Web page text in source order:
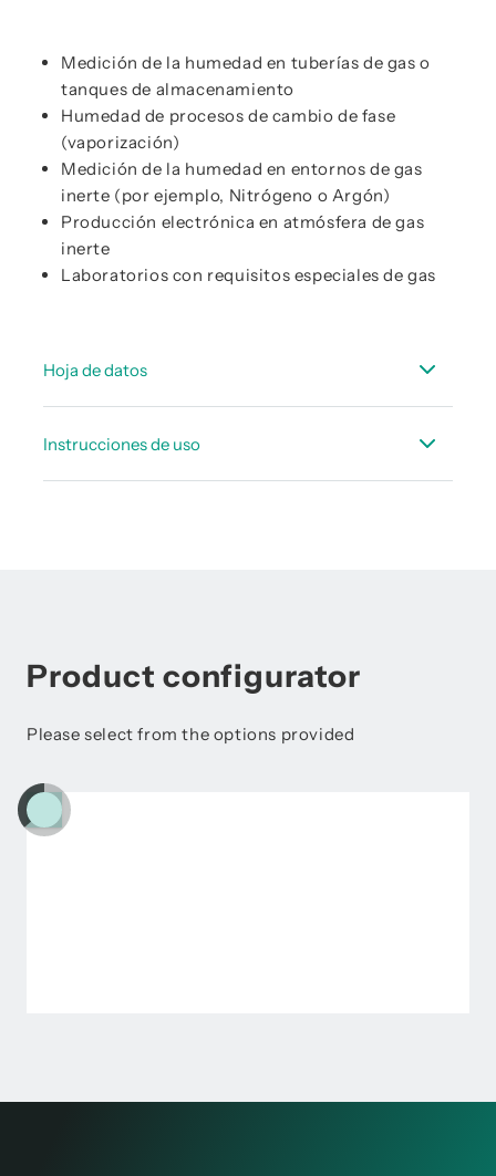
Medición de la humedad en tuberías de gas o
tanques de almacenamiento
Humedad de procesos de cambio de fase
(vaporización)
Medición de la humedad en entornos de gas
inerte (por ejemplo, Nitrógeno o Argón)
Producción electrónica en atmósfera de gas
inerte
Laboratorios con requisitos especiales de gas
Hoja de datos
Instrucciones de uso
Product configurator
Please select from the options provided